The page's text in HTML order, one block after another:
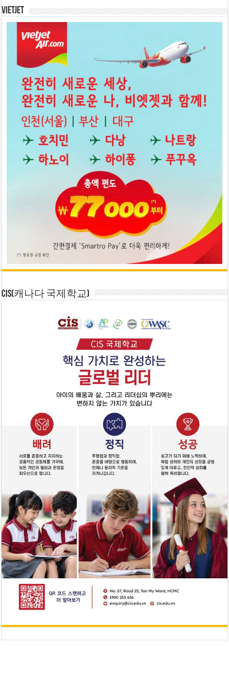
Vietjet
CIS(캐나다 국제학교)